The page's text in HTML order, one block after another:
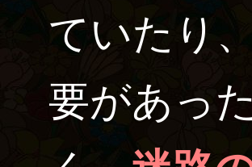
ていたり
要があっ